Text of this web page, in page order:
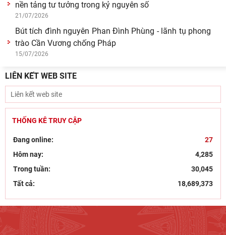
nền tảng tư tưởng trong kỷ nguyên số
21/07/2026
Bút tích đình nguyên Phan Đình Phùng - lãnh tụ phong
trào Cần Vương chống Pháp
15/07/2026
LIÊN KẾT WEB SITE
THỐNG KÊ TRUY CẬP
Đang online:
27
Hôm nay:
4,285
Trong tuần:
30,045
Tất cả:
18,689,373